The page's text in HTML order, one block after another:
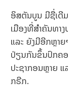
ອິສຕັນບູນ ມີຊື່ເດີ
ເມືອງທີ່ສຳຄັນທາ
ແລະ ຍັງມີອີກຫຼາ
ປ່ຽນກັນຂຶ້ນປົກຄອ
ປະຊາກອນຫຼາຍ ແ
ກຣີກ.